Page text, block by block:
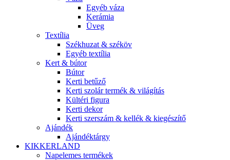
Egyéb váza
Kerámia
Üveg
Textília
Székhuzat & széköv
Egyéb textília
Kert & bútor
Bútor
Kerti betűző
Kerti szolár termék & világítás
Kültéri figura
Kerti dekor
Kerti szerszám & kellék & kiegészítő
Ajándék
Ajándéktárgy
KIKKERLAND
Napelemes termékek